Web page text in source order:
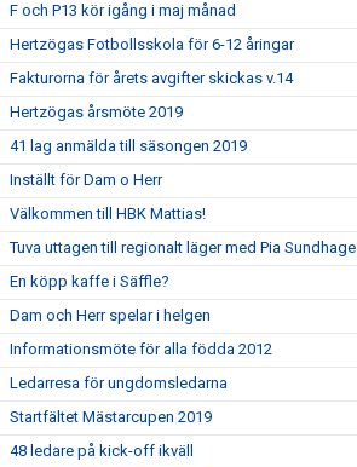
F och P13 kör igång i maj månad
Hertzögas Fotbollsskola för 6-12 åringar
Fakturorna för årets avgifter skickas v.14
Hertzögas årsmöte 2019
41 lag anmälda till säsongen 2019
Inställt för Dam o Herr
Välkommen till HBK Mattias!
Tuva uttagen till regionalt läger med Pia Sundhage
En köpp kaffe i Säffle?
Dam och Herr spelar i helgen
Informationsmöte för alla födda 2012
Ledarresa för ungdomsledarna
Startfältet Mästarcupen 2019
48 ledare på kick-off ikväll